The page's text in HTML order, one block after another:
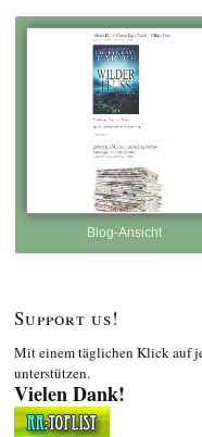
Blog-Ansicht
Support us!
Mit einem täglichen Klick auf
unterstützen.
Vielen Dank!